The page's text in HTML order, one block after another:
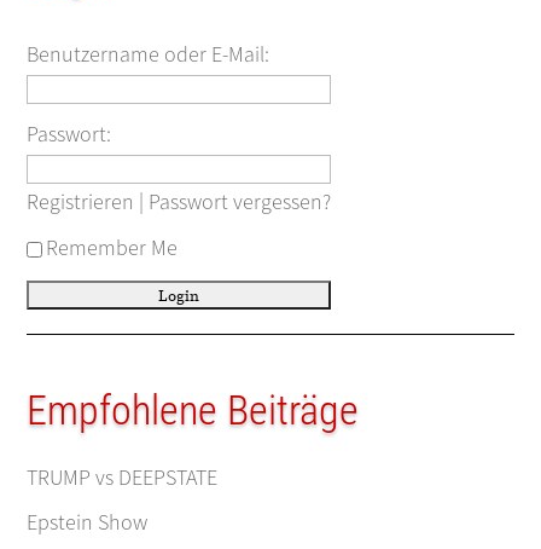
Benutzername oder E-Mail:
Passwort:
Registrieren | Passwort vergessen?
Remember Me
Empfohlene Beiträge
TRUMP vs DEEPSTATE
Epstein Show